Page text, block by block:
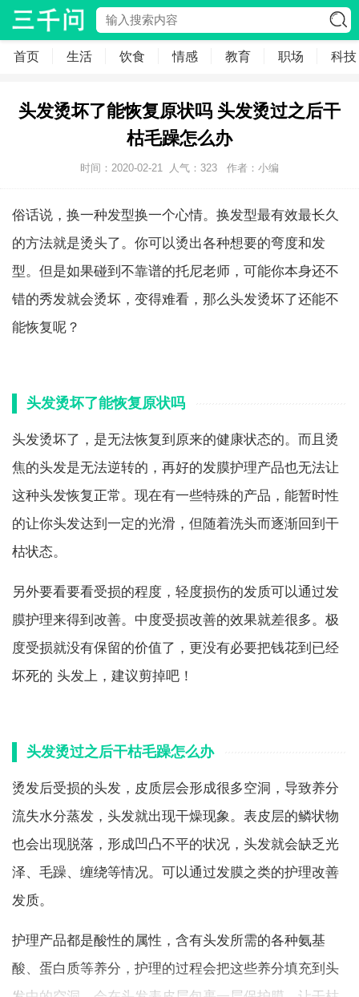
首页 生活 饮食 情感 教育 职场 科技
头发烫坏了能恢复原状吗 头发烫过之后干
枯毛躁怎么办
时间：2020-02-21 人气： 323 作者：小编
俗话说，换一种发型换一个心情。换发型最有效最长久
的方法就是烫头了。你可以烫出各种想要的弯度和发
型。但是如果碰到不靠谱的托尼老师，可能你本身还不
错的秀发就会烫坏，变得难看，那么头发烫坏了还能不
能恢复呢？
头发烫坏了能恢复原状吗
头发烫坏了，是无法恢复到原来的健康状态的。而且烫
焦的头发是无法逆转的，再好的发膜护理产品也无法让
这种头发恢复正常。现在有一些特殊的产品，能暂时性
的让你头发达到一定的光滑，但随着洗头而逐渐回到干
枯状态。
另外要看要看受损的程度，轻度损伤的发质可以通过发
膜护理来得到改善。中度受损改善的效果就差很多。极
度受损就没有保留的价值了，更没有必要把钱花到已经
坏死的 头发上，建议剪掉吧！
头发烫过之后干枯毛躁怎么办
烫发后受损的头发，皮质层会形成很多空洞，导致养分
流失水分蒸发，头发就出现干燥现象。表皮层的鳞状物
也会出现脱落，形成凹凸不平的状况，头发就会缺乏光
泽、毛躁、缠绕等情况。可以通过发膜之类的护理改善
发质。
护理产品都是酸性的属性，含有头发所需的各种氨基
酸、蛋白质等养分，护理的过程会把这些养分填充到头